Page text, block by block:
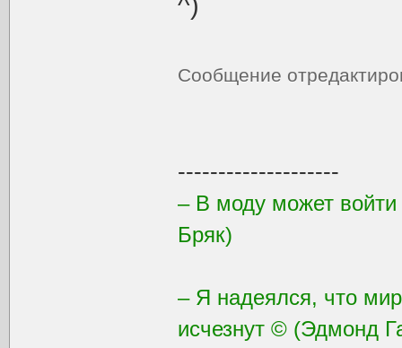
Сообщение
--------------------
– В моду может
Бряк)
– Я надеялся, что
исчезнут © (Эдмонд